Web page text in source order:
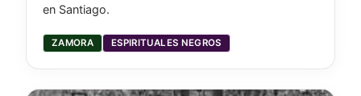
en Santiago.
ZAMORA ESPIRITUALES NEGROS